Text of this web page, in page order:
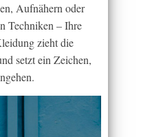
Aufnähern oder
Techniken – Ihre
zieht die
setzt ein Zeichen,